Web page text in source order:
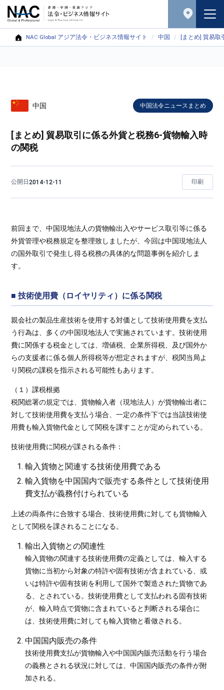
NAC Global アジア法令・ビジネス情報サイト 中国 [まとめ] 貿易取
中国 中国法令ニュースまとめ
[まとめ] 貿易取引に係る外貨と税務6-貨物輸入時
の関税
公開日2014-12-11 印刷
前回まで、中国現地法人の貨物輸出入やサービス取引等に係る
外貨管理や税務規定を整理致しましたが、今回は中国現地法人
の国外取引で発生し得る税務の具体的な問題事例を紹介しま
す。
■ 技術使用費（ロイヤリティ）に係る関税
親会社の製品生産技術を使用する対価として技術使用費を支払
う行為は、多くの中国現地法人で実施されています。技術使用
費に関係する税金としては、増値税、企業所得税、及び国外か
らの支援者に係る個人所得税等が想定されますが、税関当局よ
り関税の課税を指示される可能性もあります。
（１）課税根拠
税関総署の規定では、貨物輸入者（現地法人）が貨物輸出者に
対して技術使用費を支払う場合、一定の条件下では当該技術使
用費も輸入貨物代金として関税を課すことが定められている。
技術使用費に関税が課される条件：
輸入貨物と関連する技術使用費である
輸入貨物を中国国内で販売する条件として技術使用
費支払が義務付けられている
上述の両条件に合致する場合、技術使用費に対しても貨物輸入
として関税を課されることになる。
輸出入貨物との関連性
輸入貨物の関連する技術使用費の定義としては、輸入する
貨物に当初から対象の特許や固有技術が含まれている、或
いは特許や固有技術を利用して国外で製造された貨物であ
る、とされている。技術使用費として支払われる固有技術
が、輸入時点で貨物に含まれていると判断される場合に
は、技術使用費に対しても輸入貨物と看做される。
中国国内販売の条件
技術使用費支払が貨物輸入や中国国内販売活動を行う場合
の義務とされる状況に対しては、中国国内販売の条件が附
加される。